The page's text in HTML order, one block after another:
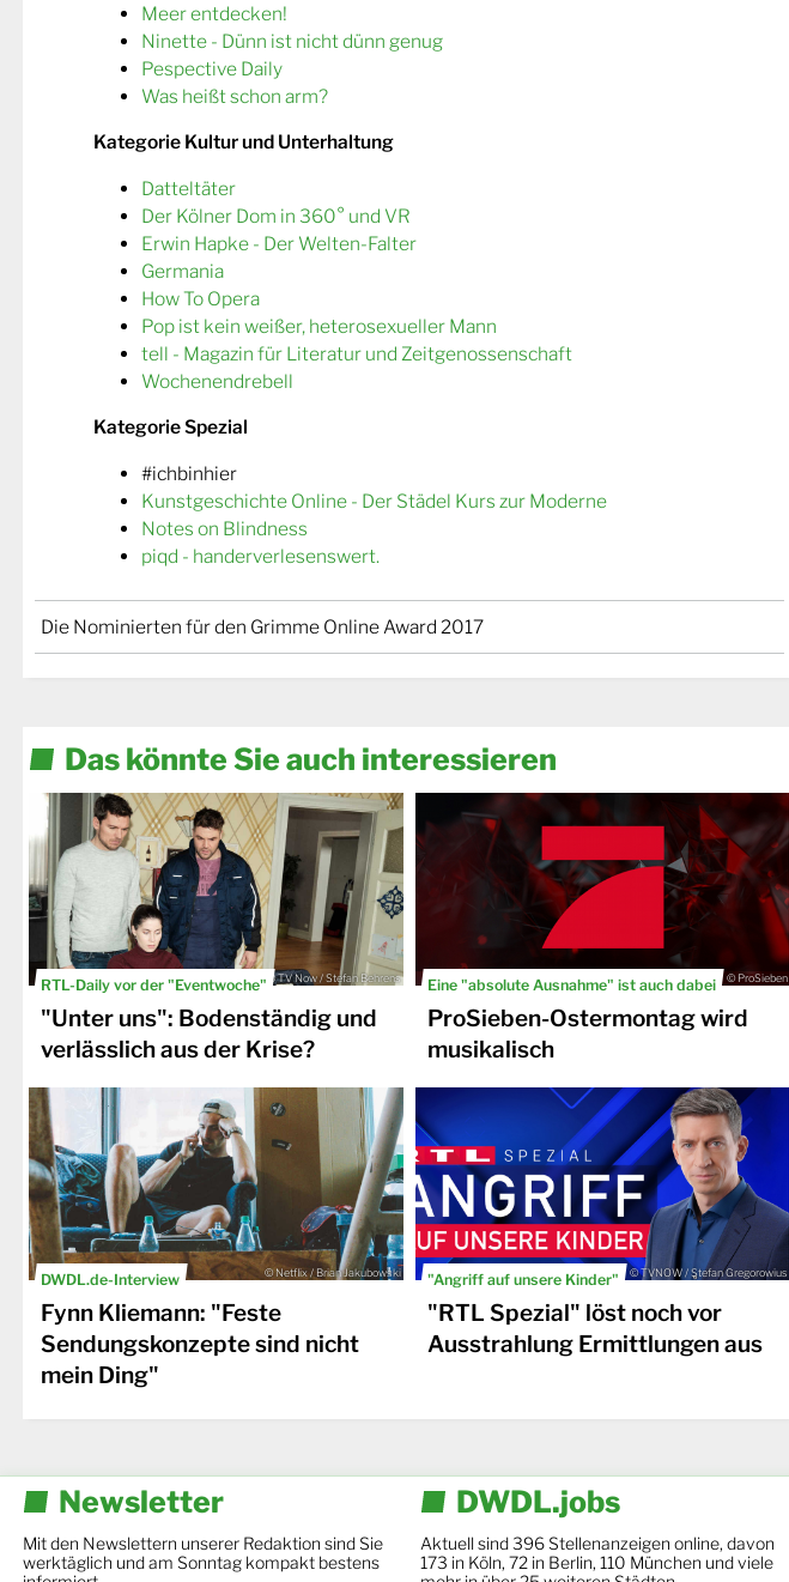
Meer entdecken!
Ninette - Dünn ist nicht dünn genug
Pespective Daily
Was heißt schon arm?
Kategorie Kultur und Unterhaltung
Datteltäter
Der Kölner Dom in 360° und VR
Erwin Hapke - Der Welten-Falter
Germania
How To Opera
Pop ist kein weißer, heterosexueller Mann
tell - Magazin für Literatur und Zeitgenossenschaft
Wochenendrebell
Kategorie Spezial
#ichbinhier
Kunstgeschichte Online - Der Städel Kurs zur Moderne
Notes on Blindness
piqd - handerverlesenswert.
Die Nominierten für den Grimme Online Award 2017
Das könnte Sie auch interessieren
RTL-Daily vor der "Eventwoche" © TV Now / Stefan Behrens
"Unter uns": Bodenständig und
verlässlich aus der Krise?
Eine "absolute Ausnahme" ist auch dabei © ProSieben
ProSieben-Ostermontag wird
musikalisch
DWDL.de-Interview © Netflix / Brian Jakubowski
Fynn Kliemann: "Feste
Sendungskonzepte sind nicht
mein Ding"
"Angriff auf unsere Kinder" © TVNOW / Stefan Gregorowius
"RTL Spezial" löst noch vor
Ausstrahlung Ermittlungen aus
Newsletter
Mit den Newslettern unserer Redaktion sind Sie
werktäglich und am Sonntag kompakt bestens
DWDL.jobs
Aktuell sind 396 Stellenanzeigen online, davon
173 in Köln, 72 in Berlin, 110 München und viele